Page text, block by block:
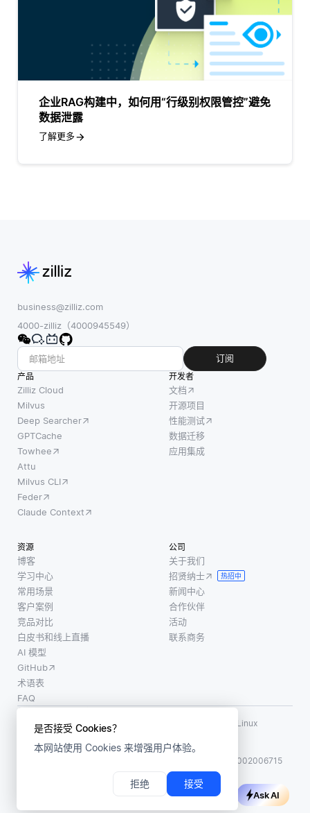
是否接受 Cookies？
本网站使用 Cookies 来增强用户体验。
拒绝 接受
企业RAG构建中，如何用“行级别权限管控”避免
数据泄露
了解更多
business@zilliz.com
4000-zilliz（4000945549）
订阅
产品
Zilliz Cloud
Milvus
Deep Searcher
GPTCache
Towhee
Attu
Milvus CLI
Feder
Claude Context
开发者
文档
开源项目
性能测试
数据迁移
应用集成
资源
博客
学习中心
常用场景
客户案例
竞品对比
白皮书和线上直播
AI 模型
GitHub
术语表
FAQ
公司
关于我们
招贤纳士
热招中
新闻中心
合作伙伴
活动
联系商务
使用条款
LF AI、LF AI & Data、Milvus，以及相关的开源项目名称为 Linux
Foundation 所有商标
版权所有 ©2026 上海赜睿信息科技有限公司保留所有权利
沪公网安备31011002006715
Ask AI